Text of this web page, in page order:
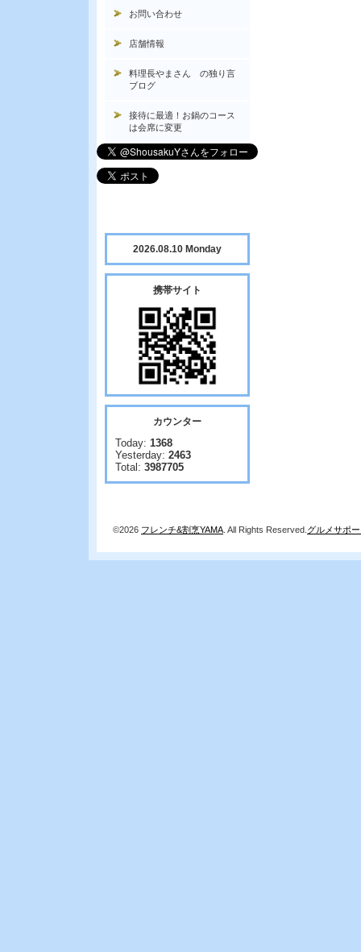
お問い合わせ
店舗情報
料理長やまさん の独り言
ブログ
接待に最適！お鍋のコース
は会席に変更
2026.08.10 Monday
携帯サイト
カウンター
Today: 1368
Yesterday: 2463
Total: 3987705
©2026 フレンチ&割烹YAMA . All Rights Reserved. グルメサポ